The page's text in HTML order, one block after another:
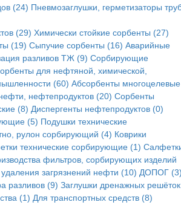
(24) Пневмозаглушки, герметизаторы
(29) Химически стойкие сорбенты (27)
(19) Сыпучие сорбенты (16) Аварийные
разливов ТЖ (9) Сорбирующие
для нефтяной, химической,
(60) Абсорбенты многоцелевые
нефтепродуктов (20) Сорбенты
(8) Диспергенты нефтепродуктов (0)
(5) Подушки технические
рулон сорбирующий (4) Коврики
технические сорбирующие (1)
фильтров, сорбирующих изделий
загрязнений нефти (10) ДОПОГ
разливов (9) Заглушки дренажных решёток
(1) Для транспортных средств (8)